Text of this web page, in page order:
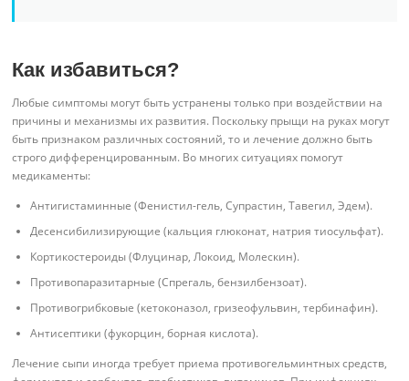
Как избавиться?
Любые симптомы могут быть устранены только при воздействии на
причины и механизмы их развития. Поскольку прыщи на руках могут
быть признаком различных состояний, то и лечение должно быть
строго дифференцированным. Во многих ситуациях помогут
медикаменты:
Антигистаминные (Фенистил-гель, Супрастин, Тавегил, Эдем).
Десенсибилизирующие (кальция глюконат, натрия тиосульфат).
Кортикостероиды (Флуцинар, Локоид, Молескин).
Противопаразитарные (Спрегаль, бензилбензоат).
Противогрибковые (кетоконазол, гризеофульвин, тербинафин).
Антисептики (фукорцин, борная кислота).
Лечение сыпи иногда требует приема противогельминтных средств,